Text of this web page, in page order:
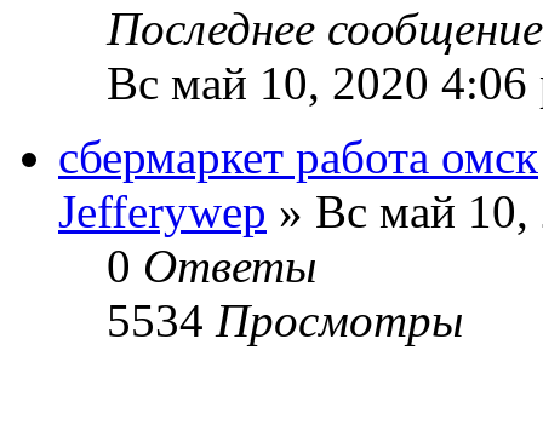
Последнее
Вс май 10, 2020 4:06
сбермаркет работа омск
Jefferywep » Вс май 10,
0 Ответы
5534 Просмотры